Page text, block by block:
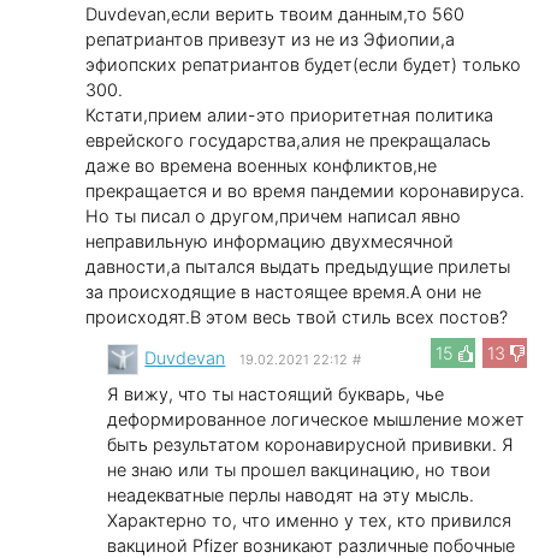
Duvdevan,если верить твоим данным,то 560
репатриантов привезут из не из Эфиопии,а
эфиопских репатриантов будет(если будет) только
300.
Кстати,прием алии-это приоритетная политика
еврейского государства,алия не прекращалась
даже во времена военных конфликтов,не
прекращается и во время пандемии коронавируса.
Но ты писал о другом,причем написал явно
неправильную информацию двухмесячной
давности,а пытался выдать предыдущие прилеты
за происходящие в настоящее время.А они не
происходят.В этом весь твой стиль всех постов?
15
13
Duvdevan 19.02.2021 22:12 #
Я вижу, что ты настоящий букварь, чье
деформированное логическое мышление может
быть результатом коронавирусной прививки. Я
не знаю или ты прошел вакцинацию, но твои
неадекватные перлы наводят на эту мысль.
Характерно то, что именно у тех, кто привился
вакциной Pfizer возникают различные побочные